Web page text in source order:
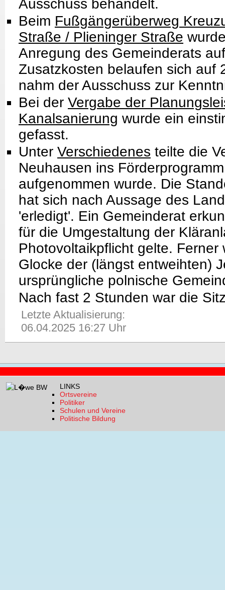
Ausschuss behandelt.
Beim Fußgängerüberweg
Straße / Plieninger Straße
Anregung des Gemeinderats
Zusatzkosten belaufen sich auf
nahm der Ausschuss zur
Bei der Vergabe der
Kanalsanierung wurde ein
gefasst.
Unter Verschiedenes teilte die
Neuhausen ins
aufgenommen wurde. Die
hat sich nach Aussage des
'erledigt'. Ein Gemeinderat
für die Umgestaltung der
Photovoltaikpflicht gelte.
Glocke der (längst entweihten)
ursprüngliche polnische
Nach fast 2 Stunden war die
Letzte Aktualisierung:
06.04.2025 16:27 Uhr
LINKS
Ortsvereine
Politiker
Schulen und Vereine
Politische Bildung